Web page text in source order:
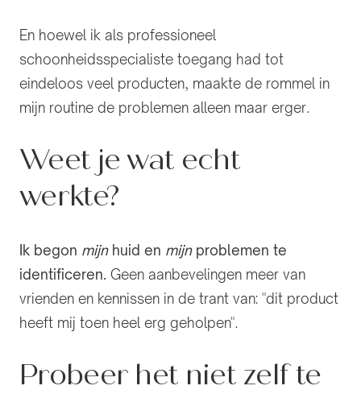
En hoewel ik als professioneel
schoonheidsspecialiste toegang had tot
eindeloos veel producten, maakte de rommel in
mijn routine de problemen alleen maar erger.
Weet je wat echt
werkte?
Ik begon mijnhuid en mijnproblemen te
identificeren. Geen aanbevelingen meer van
vrienden en kennissen in de trant van: "dit product
heeft mij toen heel erg geholpen".
Probeer het niet zelf te